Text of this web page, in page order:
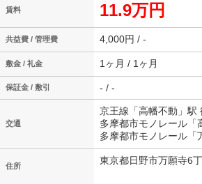
賃料 11.9万円
共益費 / 管理費 4,000円 / -
敷金 / 礼金 1ヶ月 / 1ヶ月
保証金 / 敷引 - / -
交通
京王線「高幡不動」駅
多摩都市モノレール「
多摩都市モノレール「
住所 東京都日野市万願寺6